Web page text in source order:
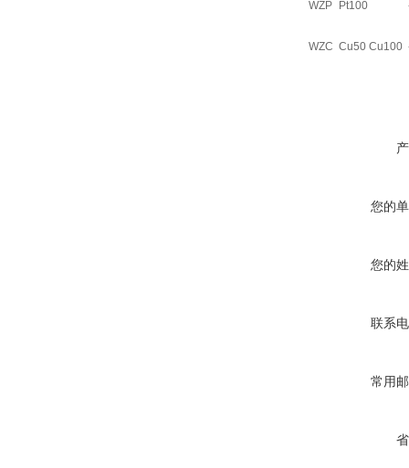
WZP Pt100
WZC Cu50 Cu100
您的
您的
联系
常用